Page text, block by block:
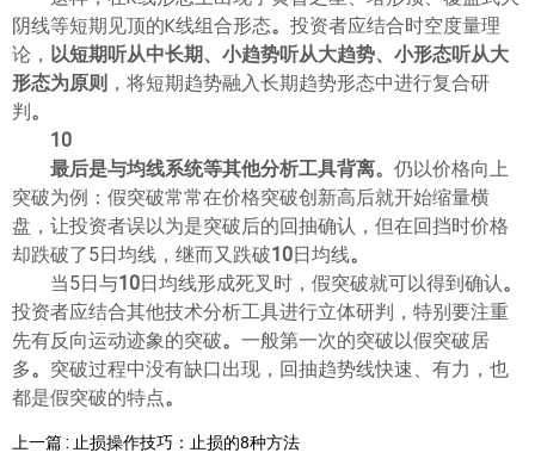
阴线等短期见顶的K线组合形态。 投资者应结合时空度量理
论， 以短期听从中长期、小趋势听从大趋势、小形态听从大
形态为原则 ，将短期趋势融入长期趋势形态中进行复合研
判。
10
最后是与均线系统等其他分析工具背离。 仍以价格向上
突破为例：假突破常常在价格突破创新高后就开始缩量横
盘，让投资者误以为是突破后的回抽确认，但在回挡时价格
却跌破了5日均线，继而又跌破10日均线。
当5日与10日均线形成死叉时，假突破就可以得到确认。
投资者应结合其他技术分析工具进行立体研判，特别要注重
先有反向运动迹象的突破。 一般第一次的突破以假突破居
多。 突破过程中没有缺口出现，回抽趋势线快速、有力，也
都是假突破的特点。
上一篇 : 止损操作技巧：止损的8种方法